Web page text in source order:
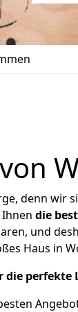
denn wir
die
und
Haus in
die perfekte